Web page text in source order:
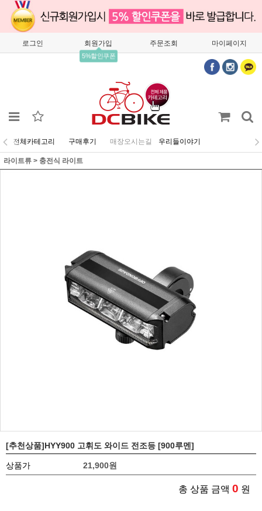
로그인 회원가입
5%할인쿠폰
주문조회 마이페이지
전체카테고리 구매후기 매장오시는길 우리들이야기
라이트류 > 충전식 라이트
[추천상품]HYY900 고휘도 와이드 전조등 [900루멘]
상품가 21,900원
총 상품 금액 0 원